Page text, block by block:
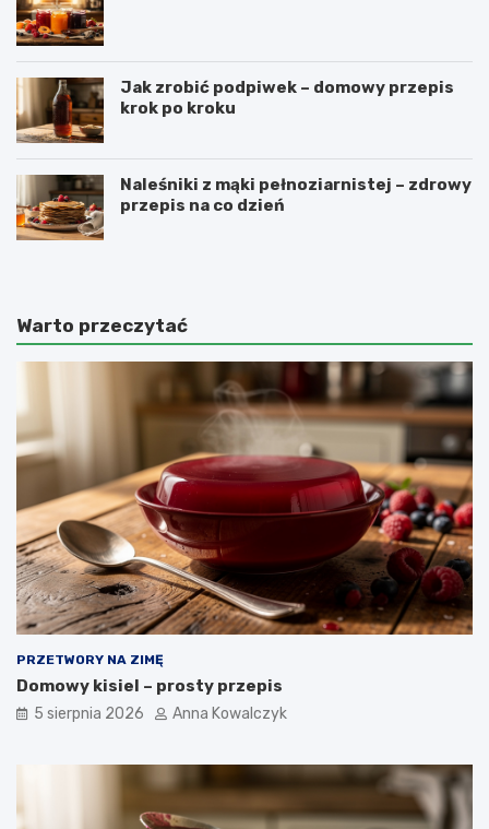
Jak zrobić podpiwek – domowy przepis
krok po kroku
Naleśniki z mąki pełnoziarnistej – zdrowy
przepis na co dzień
Warto przeczytać
PRZETWORY NA ZIMĘ
Domowy kisiel – prosty przepis
5 sierpnia 2026 Anna Kowalczyk